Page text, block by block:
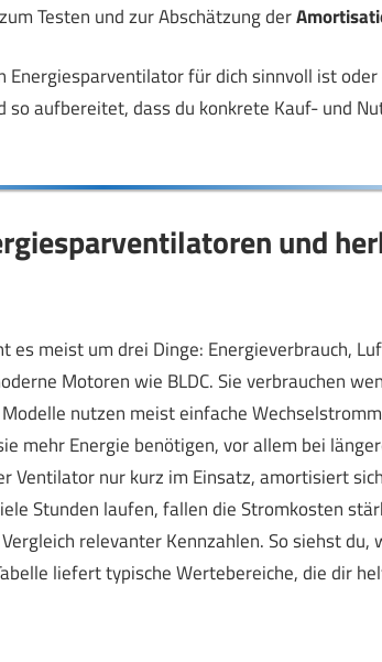
Testen und zur Abschätzung der
Energiesparventilator für dich sinnvoll ist
aufbereitet, dass du konkrete Kauf- und
und
es meist um drei Dinge: Energieverbrauch,
Motoren wie BLDC. Sie verbrauchen
nutzen meist einfache
mehr Energie benötigen, vor allem bei
Ventilator nur kurz im Einsatz, amortisiert
Stunden laufen, fallen die Stromkosten
relevanter Kennzahlen. So siehst du,
liefert typische Wertebereiche, die dir